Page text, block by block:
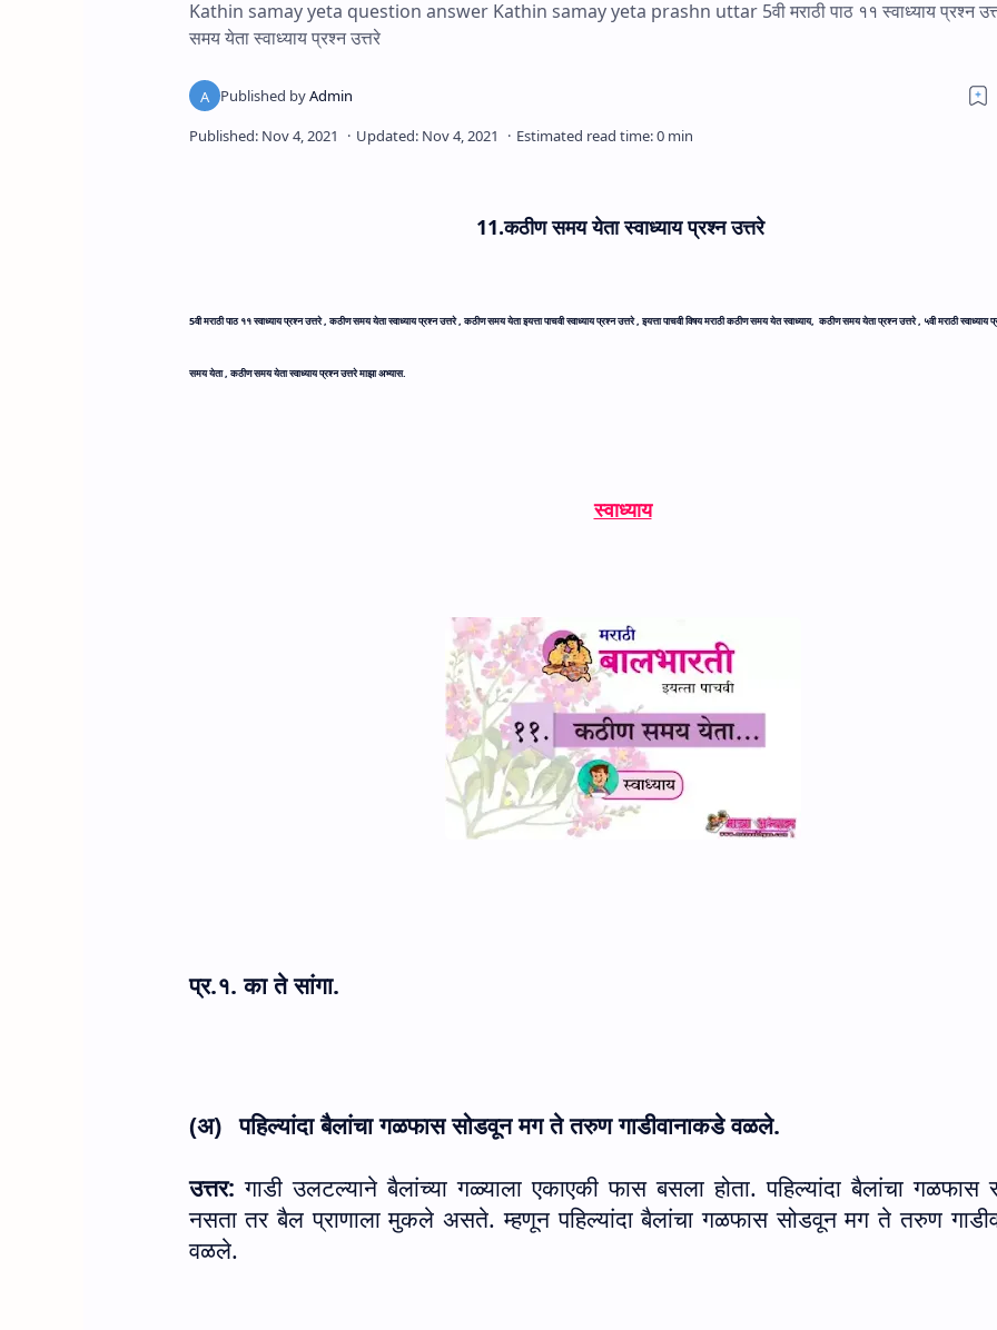
Kathin samay yeta question answer Kathin samay yeta prashn uttar 5वी मराठी पाठ ११ स्वाध्याय प्रश्न
समय येता स्वाध्याय प्रश्न उत्तरे
11.कठीण समय येता स्वाध्याय प्रश्न उत्तरे
5वी मराठी पाठ ११ स्वाध्याय प्रश्न उत्तरे , कठीण समय येता स्वाध्याय प्रश्न उत्तरे , कठीण समय येता इयत्ता पाचवी स्वाध्याय प्रश्न उत्तरे , इयत्ता पाचवी विषय मराठी कठीण समय येत स्वाध्याय, कठीण समय येता प्रश्न उत्तरे , ५वी मराठी स्वाध्याय
समय येता , कठीण समय येता स्वाध्याय प्रश्न उत्तरे माझा अभ्यास.
स्वाध्याय
प्र.१. का ते सांगा.
(अ) पहिल्यांदा बैलांचा गळफास सोडवून मग ते तरुण गाडीवानाकडे वळले.
उत्तर: गाडी उलटल्याने बैलांच्या गळ्याला एकाएकी फास बसला होता. पहिल्यांदा बैलांचा गळफास
नसता तर बैल प्राणाला मुकले असते. म्हणून पहिल्यांदा बैलांचा गळफास सोडवून मग ते तरुण
वळले.